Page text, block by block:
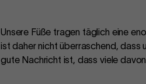
Unsere Füße tragen täglich eine
ist daher nicht überraschend, dass
gute Nachricht ist, dass viele